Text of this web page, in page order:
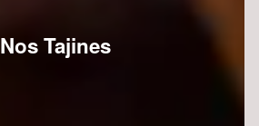
Nos Tajines